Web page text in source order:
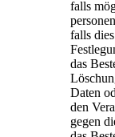
falls
falls
das
Daten
den
gegen